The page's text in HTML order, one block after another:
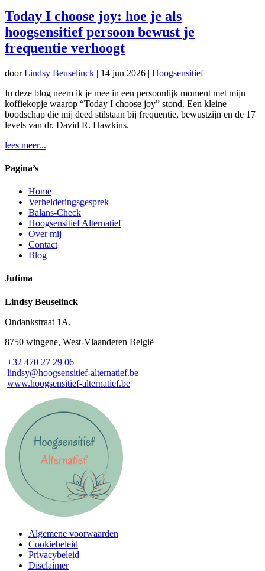
Today I choose joy: hoe je als
hoogsensitief persoon bewust je
frequentie verhoogt
doorLindsy Beuselinck | 14 jun 2026 | Hoogsensitief
In deze blog neem ik je mee in een persoonlijk moment met mijn
koffiekopje waarop “Today I choose joy” stond. Een kleine
boodschap die mij deed stilstaan bij frequentie, bewustzijn en de 17
levels van dr. David R. Hawkins.
lees meer...
Pagina’s
Home
Verhelderingsgesprek
Balans-Check
Hoogsensitief Alternatief
Over mij
Contact
Blog
Jutima
Lindsy Beuselinck
Ondankstraat 1A,
8750 wingene, West-Vlaanderen België
+32 470 27 29 06
lindsy@hoogsensitief-alternatief.be
www.hoogsensitief-alternatief.be
Algemene voorwaarden
Cookiebeleid
Privacybeleid
Disclaimer